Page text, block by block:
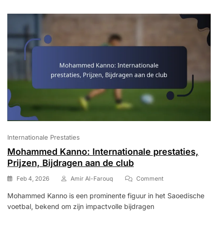
Internationale Prestaties
Mohammed Kanno: Internationale prestaties,
Prijzen, Bijdragen aan de club
Feb 4, 2026 Amir Al-Farouq CommentOn
Kanno:
Mohammed Kanno is een prominente figuur in het Saoedische
voetbal, bekend om zijn impactvolle bijdragen